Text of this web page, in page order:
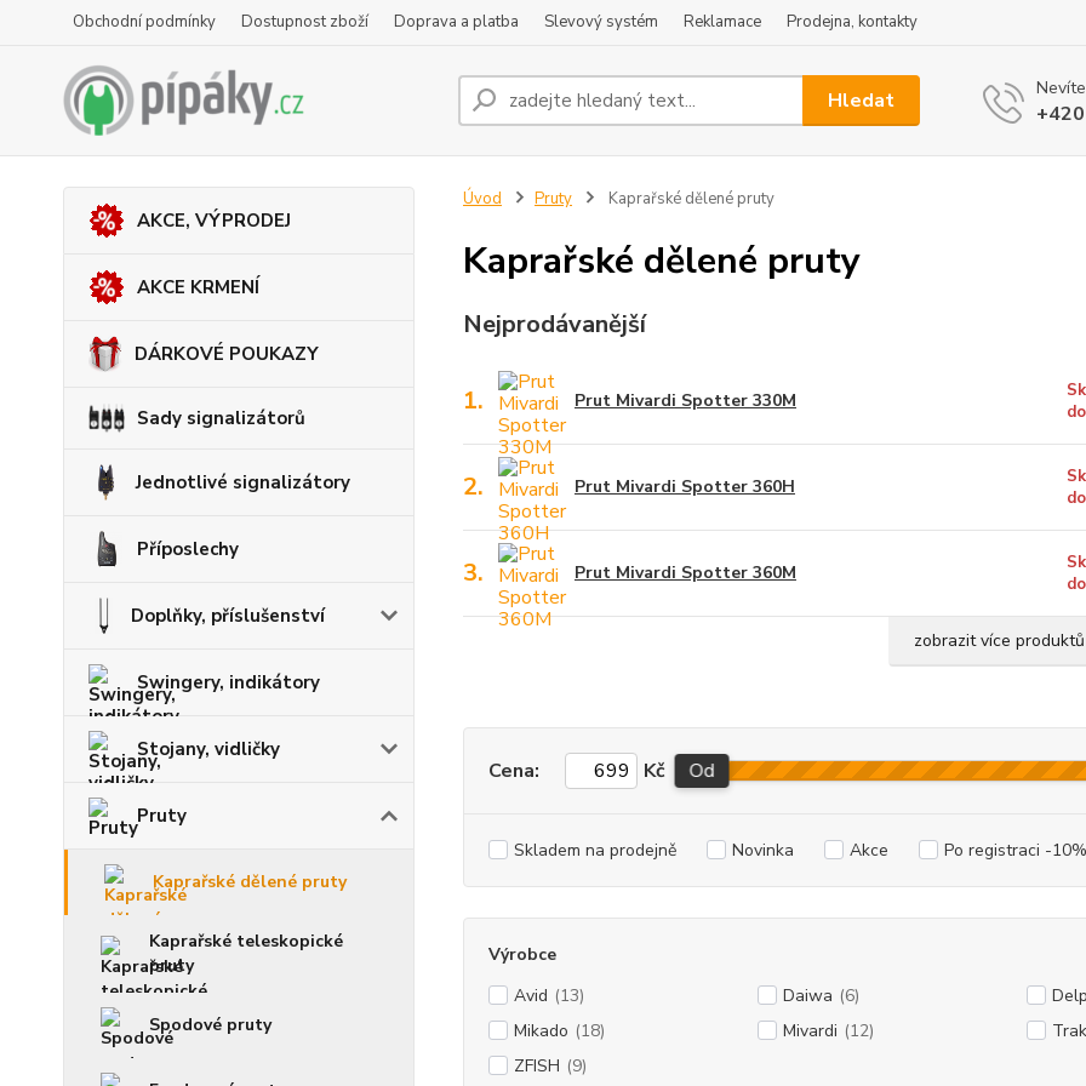
Obchodní podmínky Dostupnost zboží Doprava a platba Slevový systém Reklamace Prodejna, kontakty
Hledat
AKCE, VÝPRODEJ
AKCE KRMENÍ
DÁRKOVÉ POUKAZY
Sady signalizátorů
Jednotlivé signalizátory
Příposlechy
Doplňky, příslušenství
Swingery, indikátory
Stojany, vidličky
Pruty
Kaprařské dělené pruty
Kaprařské teleskopické
pruty
Spodové pruty
Úvod Pruty Kaprařské dělené pruty
Kaprařské dělené pruty
Nejprodávanější
1. Prut Mivardi Spotter 330M
2. Prut Mivardi Spotter 360H
3. Prut Mivardi Spotter 360M
zobrazit více produktů
Cena: Kč Od
Skladem na prodejně Novinka Akce Po registraci -10%
Výrobce
Avid (13) Daiwa (6)
Mikado (18) Mivardi (12)
ZFISH (9)